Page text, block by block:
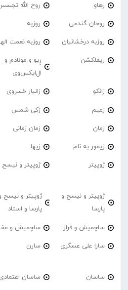
رهاو روح الله
روحان گندمی روزبه
روزبه درخشانیان روزبه نعمت
ریفلکشن
رِیو و مونادم و
ال‌ایکس‌وی
زانکو زانیار خسروی
زعیم زکی شمس
زمان زمان زمانی
زیمور به نام زیها
ژوپیتر ژوپیتر و نیسح
ژوپیتر و نیسح و
پارسا
ژوپیتر و نیسح
پارسا و استاد
ساچمیش و فراز ساچمیش و
سارا علی عسگری سارن
ساسان ساسان اعتمادی